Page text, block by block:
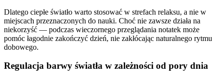
Dlatego ciepłe światło warto stosować w strefach relaksu, a nie w
miejscach przeznaczonych do nauki. Choć nie zawsze działa na
niekorzyść — podczas wieczornego przeglądania notatek może
pomóc łagodnie zakończyć dzień, nie zakłócając naturalnego rytmu
dobowego.
Regulacja barwy światła w zależności od pory dnia